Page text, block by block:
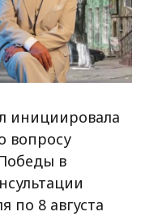
инициировала
вопросу
в
по 8 августа